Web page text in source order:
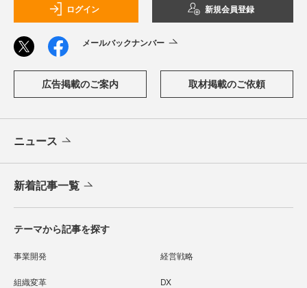
ログイン 新規会員登録
メールバックナンバー
広告掲載のご案内 取材掲載のご依頼
ニュース
新着記事一覧
テーマから記事を探す
事業開発 経営戦略
組織変革 DX